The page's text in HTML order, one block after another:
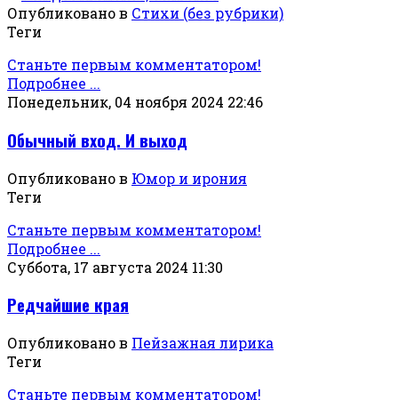
Опубликовано в Стихи (без рубрики)
Теги
Станьте первым комментатором!
Подробнее ...
Понедельник, 04 ноября 2024 22:46
Обычный вход. И выход
Опубликовано в Юмор и ирония
Теги
Станьте первым комментатором!
Подробнее ...
Суббота, 17 августа 2024 11:30
Редчайшие края
Опубликовано в Пейзажная лирика
Теги
Станьте первым комментатором!